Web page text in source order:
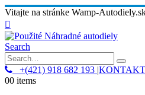
Vitajte na stránke Wamp-
Search
+(421) 918 682 193 |
00 items